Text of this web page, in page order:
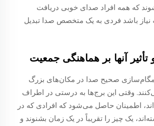
که همه افراد صدای خوبی دریافت
نیاز باشد فردی به یک متخصص صدا تبدیل
آنها بر هماهنگی جمعیت
صحیح صدا در مکان‌های بزرگ
وقتی این برج‌ها به درستی در اطراف
اطمینان حاصل می‌شود که افرادی که در
یک چیز را تقریباً در یک زمان بشنوند و